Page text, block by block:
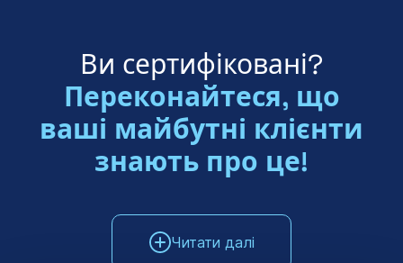
Ви сертифіковані?
Переконайтеся, що
ваші майбутні клієнти
знають про це!
Читати далі